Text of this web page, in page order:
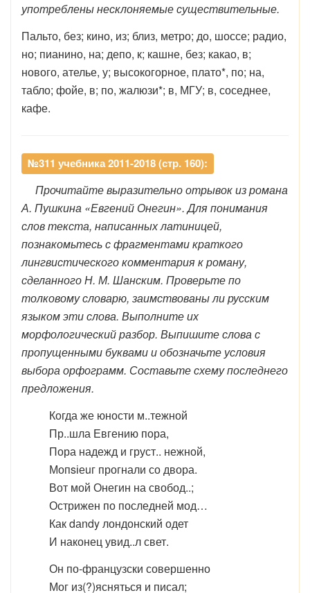
употреблены несклоняемые существительные.
Пальто, без; кино, из; близ, метро; до, шоссе; радио,
но; пианино, на; депо, к; кашне, без; какао, в;
нового, ателье, у; высокогорное, плато*, по; на,
табло; фойе, в; по, жалюзи*; в, МГУ; в, соседнее,
кафе.
№311 учебника 2011-2018 (стр. 160):
Прочитайте выразительно отрывок из романа
А. Пушкина «Евгений Онегин». Для понимания
слов текста, написанных латиницей,
познакомьтесь с фрагментами краткого
лингвистического комментария к роману,
сделанного Н. М. Шанским. Проверьте по
толковому словарю, заимствованы ли русским
языком эти слова. Выполните их
морфологический разбор. Выпишите слова с
пропущенными буквами и обозначьте условия
выбора орфограмм. Составьте схему последнего
предложения.
Когда же юности м..тежной
Пр..шла Евгению пора,
Пора надежд и груст.. нежной,
Мопsіеuг прогнали со двора.
Вот мой Онегин на свобод..;
Острижен по последней мод…
Как dаndy лондонский одет
И наконец увид..л свет.
Он по-французски совершенно
Мог из(?)ясняться и писал;